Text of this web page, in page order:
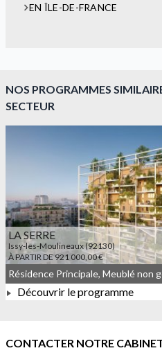
EN ÎLE-DE-FRANCE
NOS PROGRAMMES
SECTEUR
LA SERRE
Issy-les-Moulineaux (92130)
À PARTIR DE 921 000,00 €
À PARTIR DE 921 000,00 €
Découvrir le programme
CONTACTER NOTRE